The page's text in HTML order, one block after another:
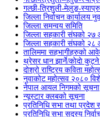
गल्छी-त्रिशुली-मेलुङ-
जिल्ला निर्वाचन कार्यालय
जिल्ला समन्वय समिति
जिल्ला सहकारी संघको २७
जिल्ला सहकारी संघको २८
तालिममा सहभागीहरुको
थ्रेसर धान झार्ने/काेदाे
दोश्रो राष्ट्रिय कविता
नुवाकोट महोत्सव २०८०
नेपाल आयल निगमको सूचना
न्यूस्टार क्लबको सूचना
प्रतिनिधि सभा तथा प्रदेश
प्रतिनिधि सभा सदस्य